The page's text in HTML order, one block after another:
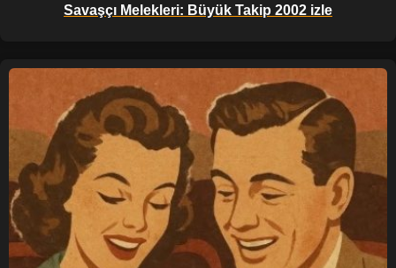
Savaşçı Melekleri: Büyük Takip 2002 izle